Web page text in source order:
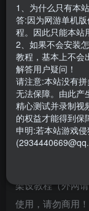
游戏大小：
支持系统：
配套：全套
程，架设视频教程
为方便大家
架设教程（外网
使用，请勿商用！
1、为什么只有本
答:因为网游单机
程。因此只能本站
2、如果不会安装
教程，基本上不会
解答用户疑问！
请注意:本站没有
无法保障。由此产
精心测试并录制视
的权益才能得到保
申明:若本站游戏